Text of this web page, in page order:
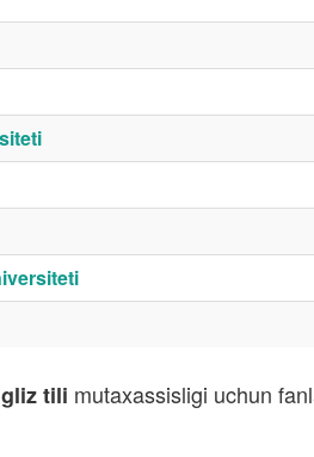
tili mutaxassisligi uchun